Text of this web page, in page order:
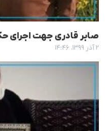
صابر قادری جهت اجرای
۲ آذر ۱۳۹۹، ۱۴:۴۶